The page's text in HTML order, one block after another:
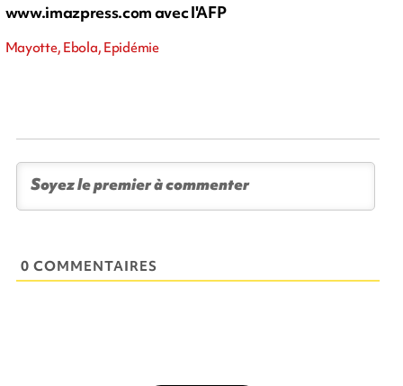
www.imazpress.com avec l'AFP
Mayotte, Ebola, Epidémie
0 COMMENTAIRES